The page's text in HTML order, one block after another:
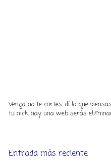
Venga no te cortes...dí lo que
tu nick hay una web serás
Entrada más reciente